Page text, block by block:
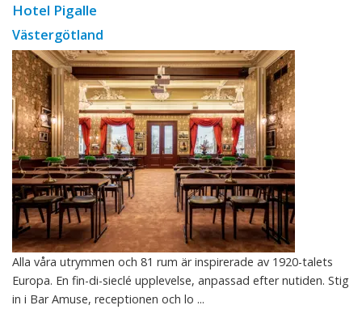
Hotel Pigalle
Västergötland
Alla våra utrymmen och 81 rum är inspirerade av 1920-talets
Europa. En fin-di-sieclé upplevelse, anpassad efter nutiden. Stig
in i Bar Amuse, receptionen och lo ...